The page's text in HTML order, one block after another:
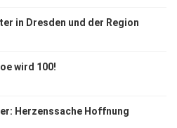
in Dresden und der Region
wird 100!
Herzenssache Hoffnung